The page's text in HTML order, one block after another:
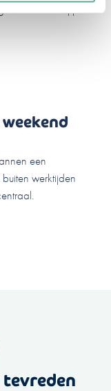
een
werktijden
tevreden